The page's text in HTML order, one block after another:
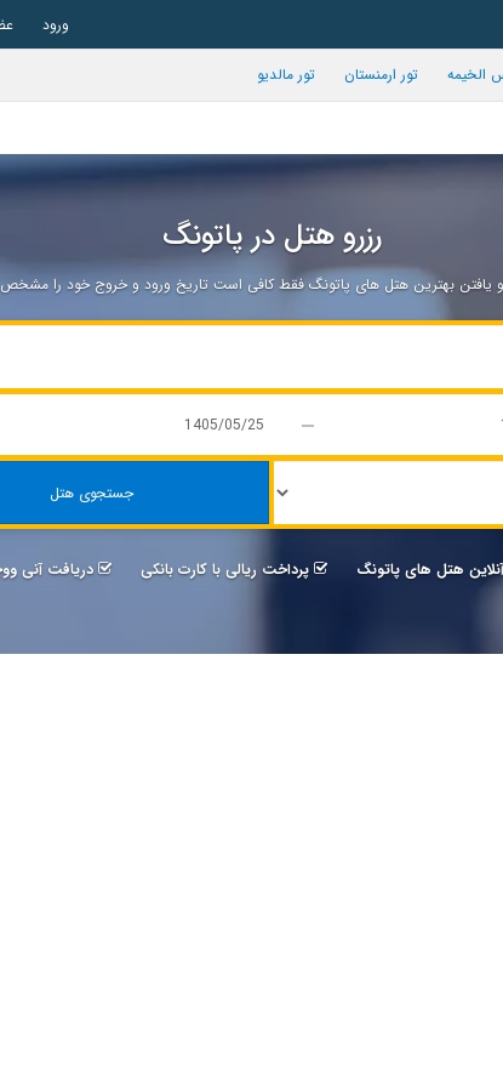
ورود
الخیمه تور ارمنستان تور مالدیو
رزرو هتل در پاتونگ
بهترین هتل های پاتونگ فقط کافی است تاریخ ورود و خروج خود را مشخص
جستجوی هتل
هتل های پاتونگ پرداخت ریالی با کارت بانکی دریافت آنی